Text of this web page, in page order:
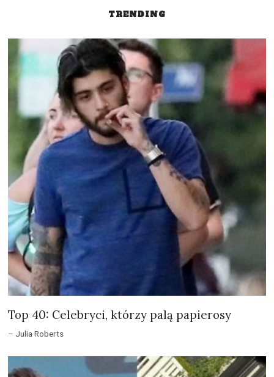
TRENDING
Top 40: Celebryci, którzy palą papierosy
– Julia Roberts